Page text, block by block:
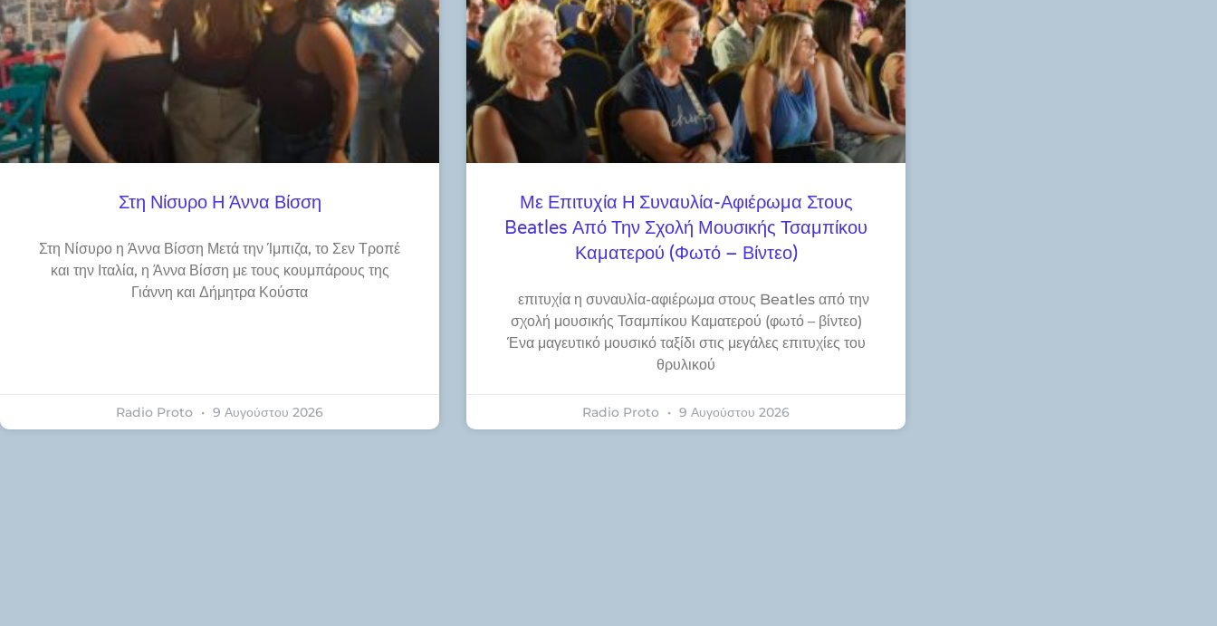
Στη Νίσυρο Η Άννα Βίσση
Στη Νίσυρο η Άννα Βίσση Μετά την Ίμπιζα, το Σεν Τροπέ
και την Ιταλία, η Άννα Βίσση με τους κουμπάρους της
Γιάννη και Δήμητρα Κούστα
Radio Proto 9 Αυγούστου 2026
Με Επιτυχία Η Συναυλία-Αφιέρωμα Στους
Beatles Από Την Σχολή Μουσικής Τσαμπίκου
Καματερού (φωτό – Βίντεο)
​επιτυχία η συναυλία-αφιέρωμα στους Beatles από την
σχολή μουσικής Τσαμπίκου Καματερού (φωτό – βίντεο)
Ένα μαγευτικό μουσικό ταξίδι στις μεγάλες επιτυχίες του
θρυλικού
Radio Proto 9 Αυγούστου 2026